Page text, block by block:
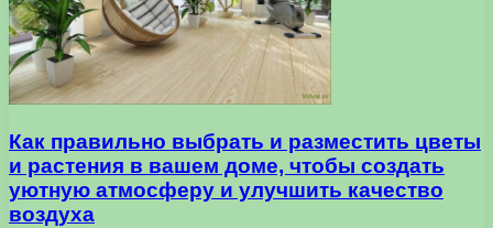
Как правильно выбрать и разместить цветы
и растения в вашем доме, чтобы создать
уютную атмосферу и улучшить качество
воздуха